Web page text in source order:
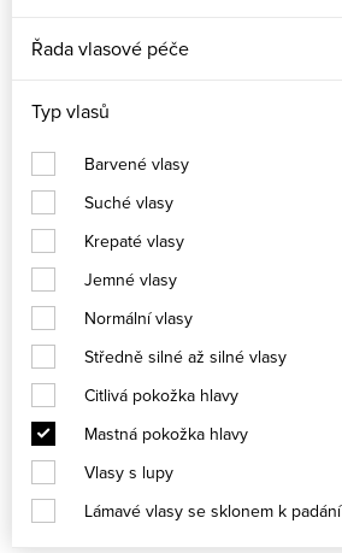
Řada vlasové péče
Typ vlasů
Barvené vlasy
Suché vlasy
Krepaté vlasy
Jemné vlasy
Normální vlasy
Středně silné až silné vlasy
Citlivá pokožka hlavy
Mastná pokožka hlavy
Vlasy s lupy
Lámavé vlasy se sklonem k padání